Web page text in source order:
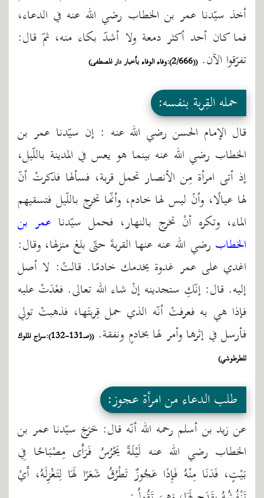
أخذ سيّدنا عمر بن الخطاب رضي الله عنه في الدعاء،
فما كان أحد أكثر دمعة ولا أشدّ بكاء منه، ثمّ قال:
تفرّقوا الآن.((2/666):وفاء الوفاء بأخبار دار المصطفى)
حمله القِربة بنفسه:
قال الإمام الحسن رضي الله عنه : إن سيّدنا عمر بن
الخطاب رضي الله عنه بينما هو يعس في المدينة باللّيل،
إذ أتى امرأة مِن الأنصار تحمل قربة، فسألها فذكرتْ أنّ
لها عيالًا، وأنْ ليس لها خادم، وأنّها تخرج باللّيل فتسقيهم
الماء، وتكره أنْ تخرج بالنهار، فحمل سيّدنا عمر بن
الخطاب رضي الله عنه عنها القربةَ حتّى بلغ منزلها، وقال:
اغدي على عمر غدوة يخدمك خادمًا. قالتْ: لا أصل
إليه. قال: إنّكِ ستجدينه إنْ شاء الله تعالى. فغَدَتْ عليه
فإذا هي به فعرفتْ أنّه الذي حمل قِربتَها، فذهبتْ تولي
فأرسل في إثرها وأمر لها بخادمٍ ونفقة.
((صـ131-132):سراج الملوك
للطرطوشي)
طلب الدعاء من امرأة عجوز:
عن زيد بن أسلم رحمه الله أنّه قال: خَرَجَ سيّدنا عمر بن
الخطاب رضي الله عنه لَيْلَةً يَحْرُسُ فَرَأَى مِصْبَاحًا فِي
بَيْتٍ، فَدَنَا مِنْهُ فَإِذَا عَجُوزٌ تَطْرُقُ شَعَرًا لَهَا لِتَغْزِلَهُ، أَيْ